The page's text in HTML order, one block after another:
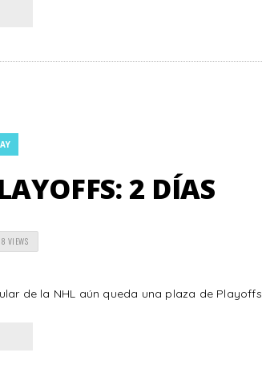
2 DÍAS
VIEWS
de la NHL aún queda una plaza de Playoffs